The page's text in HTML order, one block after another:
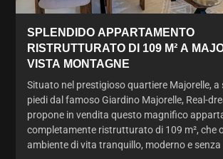
SPLENDIDO APPARTAMENTO
RISTRUTTURATO DI 109 M² A
VISTA MONTAGNE
Situato nel prestigioso quartiere Majorelle, a
piedi dal famoso Giardino Majorelle, Real-
propone in vendita questo magnifico
completamente ristrutturato di 109 m², che
ambiente di vita tranquillo, moderno e senza